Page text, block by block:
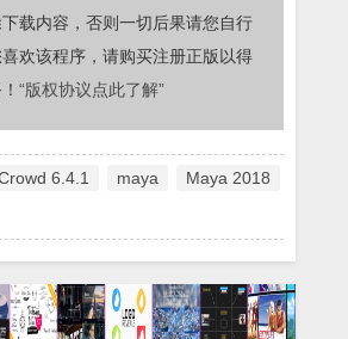
载内容，否则一切后果请您自行
欢该程序，请购买注册正版以得
“版权协议点此了解”
6.4.1 maya Maya 2018